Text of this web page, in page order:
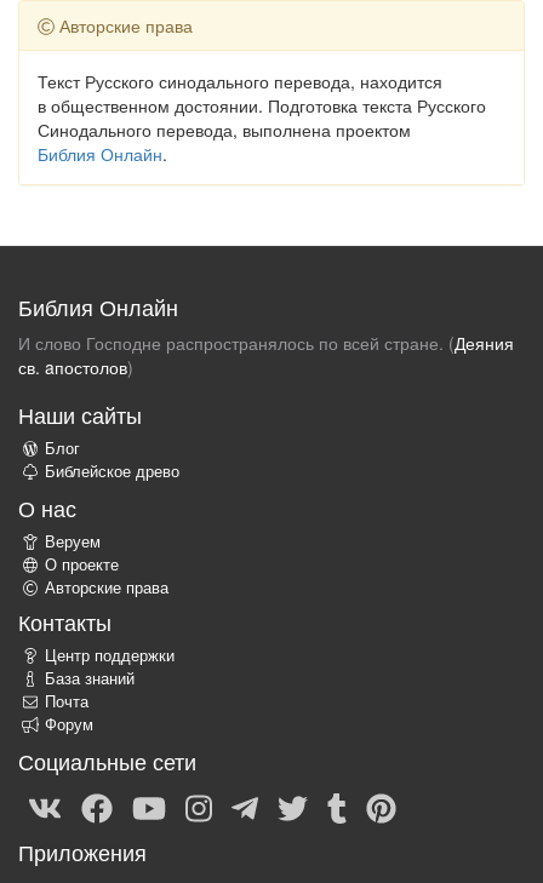
Авторские права
Текст Русского синодального перевода, находится
в общественном достоянии. Подготовка текста Русского
Синодального перевода, выполнена проектом
Библия Онлайн.
Библия Онлайн
И слово Господне распространялось по всей стране. (Деяния
св. aпостолов)
Наши сайты
Блог
Библейское древо
О нас
Веруем
О проекте
Авторские права
Контакты
Центр поддержки
База знаний
Почта
Форум
Социальные сети
Приложения